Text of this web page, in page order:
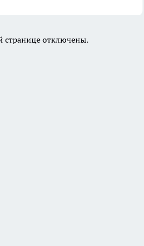
странице отключены.